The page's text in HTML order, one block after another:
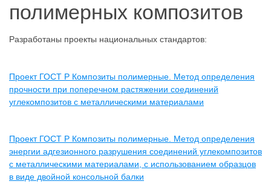
полимерных композитов
Разработаны проекты национальных стандартов:
Проект ГОСТ Р Композиты полимерные. Метод определения
прочности при поперечном растяжении соединений
углекомпозитов с металлическими материалами
Проект ГОСТ Р Композиты полимерные. Метод определения
энергии адгезионного разрушения соединений углекомпозитов
с металлическими материалами, с использованием образцов
в виде двойной консольной балки